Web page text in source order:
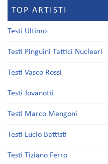
TOP ARTISTI
Testi Ultimo
Testi Pinguini Tattici Nucleari
Testi Vasco Rossi
Testi Jovanotti
Testi Marco Mengoni
Testi Lucio Battisti
Testi Tiziano Ferro